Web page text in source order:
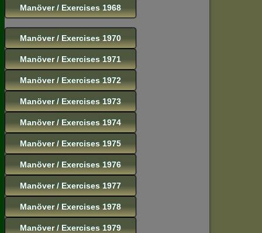
Manöver / Exercises 1968
Manöver / Exercises 1970
Manöver / Exercises 1971
Manöver / Exercises 1972
Manöver / Exercises 1973
Manöver / Exercises 1974
Manöver / Exercises 1975
Manöver / Exercises 1976
Manöver / Exercises 1977
Manöver / Exercises 1978
Manöver / Exercises 1979